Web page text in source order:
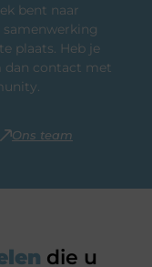
bent naar
plaats. Heb je
dan contact met
Ons team
die u